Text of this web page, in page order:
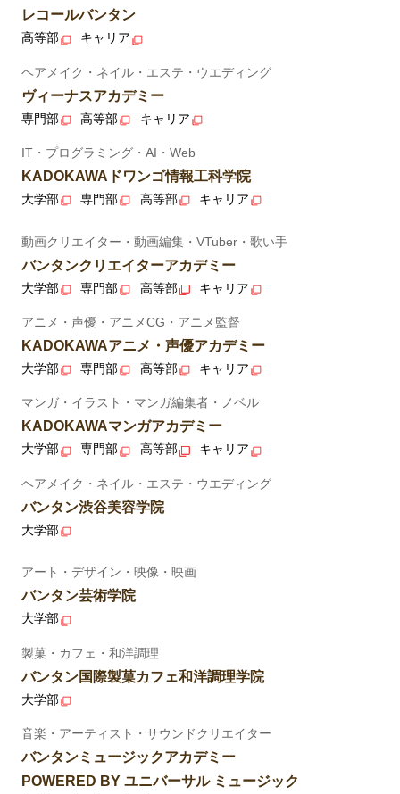
レコールバンタン
高等部 キャリア
ヘアメイク・ネイル・エステ・ウエディング
ヴィーナスアカデミー
専門部 高等部 キャリア
IT・プログラミング・AI・Web
KADOKAWAドワンゴ情報工科学院
大学部 専門部 高等部 キャリア
動画クリエイター・動画編集・VTuber・歌い手
バンタンクリエイターアカデミー
大学部 専門部 高等部 キャリア
アニメ・声優・アニメCG・アニメ監督
KADOKAWAアニメ・声優アカデミー
大学部 専門部 高等部 キャリア
マンガ・イラスト・マンガ編集者・ノベル
KADOKAWAマンガアカデミー
大学部 専門部 高等部 キャリア
ヘアメイク・ネイル・エステ・ウエディング
バンタン渋谷美容学院
大学部
アート・デザイン・映像・映画
バンタン芸術学院
大学部
製菓・カフェ・和洋調理
バンタン国際製菓カフェ和洋調理学院
大学部
音楽・アーティスト・サウンドクリエイター
バンタンミュージックアカデミー
POWERED BY ユニバーサル ミュージック